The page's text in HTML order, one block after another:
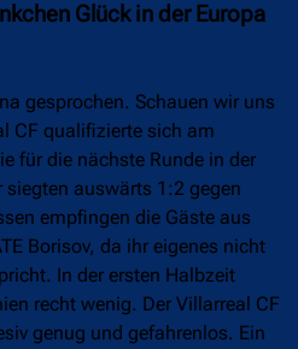
Glück in der Europa
gesprochen. Schauen wir uns
CF qualifizierte sich am
für die nächste Runde in der
siegten auswärts 1:2 gegen
empfingen die Gäste aus
Borisov, da ihr eigenes nicht
In der ersten Halbzeit
recht wenig. Der Villarreal CF
genug und gefahrenlos. Ein